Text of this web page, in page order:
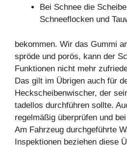
Bei Schnee die
Schneeflocken und
bekommen. Wir das Gummi
spröde und porös, kann der
Funktionen nicht mehr
Das gilt im Übrigen auch für
Heckscheibenwischer, der
tadellos durchführen sollte.
regelmäßig überprüfen und
Am Fahrzeug durchgeführte
Inspektionen beziehen diese